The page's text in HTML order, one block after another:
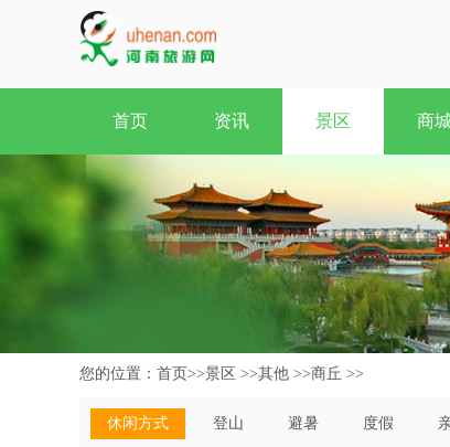
首页 资讯 景区 商
您的位置： 首页>>景区 >>其他 >>商丘 >>
休闲方式 登山 避暑 度假